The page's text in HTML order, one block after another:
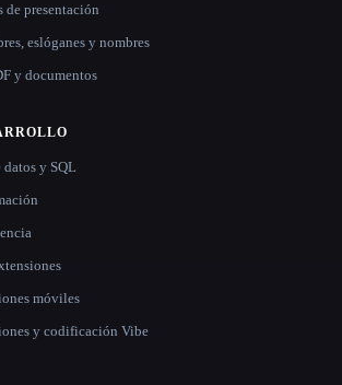
de presentación
eslóganes y nombres
y documentos
y SQL
móviles
y codificación Vibe